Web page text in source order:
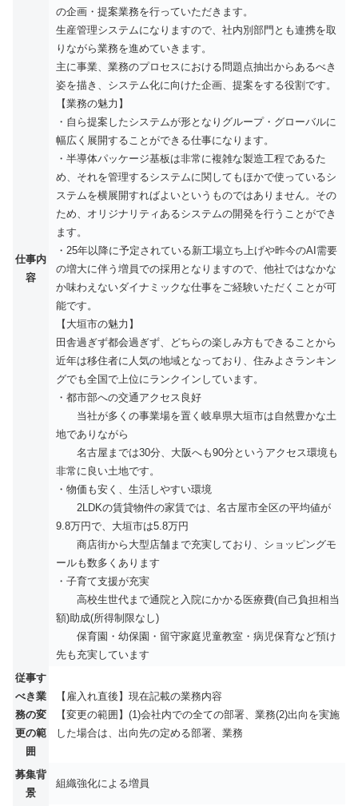
仕事内
容
の企画・提案業務を行っていただきます。
生産管理システムになりますので、社内別部門とも連携を取
りながら業務を進めていきます。
主に事業、業務のプロセスにおける問題点抽出からあるべき
姿を描き、システム化に向けた企画、提案をする役割です。
【業務の魅力】
・自ら提案したシステムが形となりグループ・グローバルに
幅広く展開することができる仕事になります。
・半導体パッケージ基板は非常に複雑な製造工程であるた
め、それを管理するシステムに関してもほかで使っているシ
ステムを横展開すればよいというものではありません。その
ため、オリジナリティあるシステムの開発を行うことができ
ます。
・25年以降に予定されている新工場立ち上げや昨今のAI需要
の増大に伴う増員での採用となりますので、他社ではなかな
か味わえないダイナミックな仕事をご経験いただくことが可
能です。
【大垣市の魅力】
田舎過ぎず都会過ぎず、どちらの楽しみ方もできることから
近年は移住者に人気の地域となっており、住みよさランキン
グでも全国で上位にランクインしています。
・都市部への交通アクセス良好
当社が多くの事業場を置く岐阜県大垣市は自然豊かな土
地でありながら
名古屋までは30分、大阪へも90分というアクセス環境も
非常に良い土地です。
・物価も安く、生活しやすい環境
2LDKの賃貸物件の家賃では、名古屋市全区の平均値が
9.8万円で、大垣市は5.8万円
商店街から大型店舗まで充実しており、ショッピングモ
ールも数多くあります
・子育て支援が充実
高校生世代まで通院と入院にかかる医療費(自己負担相当
額)助成(所得制限なし)
保育園・幼保園・留守家庭児童教室・病児保育など預け
先も充実しています
従事す
べき業
務の変
更の範
囲
【雇入れ直後】現在記載の業務内容
【変更の範囲】(1)会社内での全ての部署、業務(2)出向を実施
した場合は、出向先の定める部署、業務
募集背
景
組織強化による増員